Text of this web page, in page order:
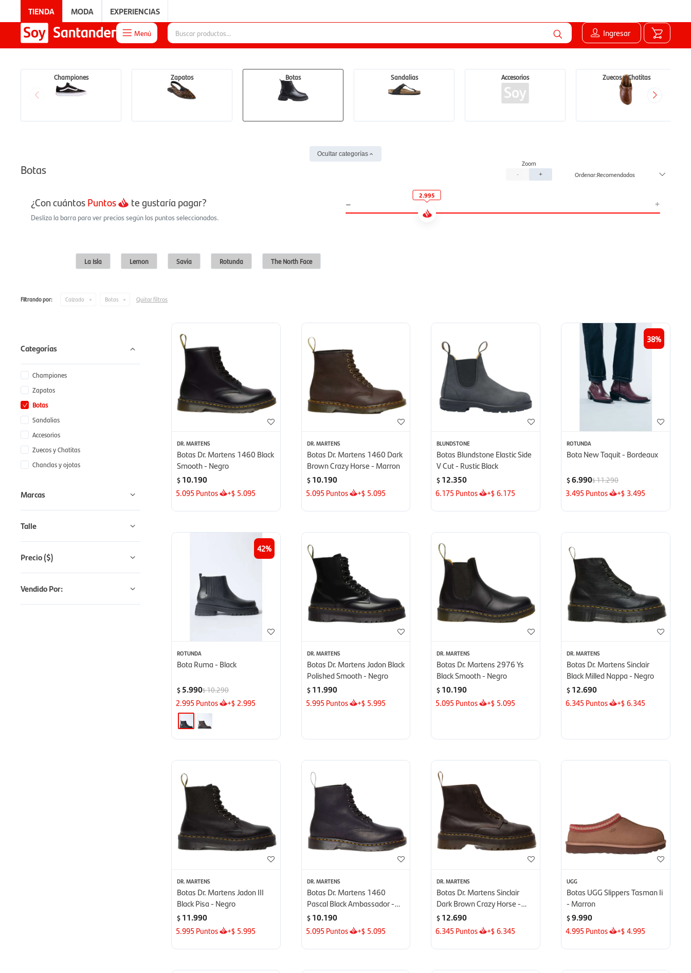
TIENDA MODA EXPERIENCIAS
 Menú Ingresar
Championes Zapatos Botas Sandalias Accesorios Zuecos y Chatitas
Ocultar categorías
Botas - + Recomendados
¿Con cuántosPuntos te gustaría pagar?
Desliza la barra para ver precios según los puntos seleccionados.
- +
2.995
La Isla Lemon Savia Rotunda The North Face
Filtrando por: Calzado Botas Quitar filtros
DR. MARTENS
Botas Dr. Martens 1460 Black
Smooth - Negro
$ 10.190
5.095 Puntos +$ 5.095
DR. MARTENS
Botas Dr. Martens 1460 Dark
Brown Crazy Horse - Marron
$ 10.190
5.095 Puntos +$ 5.095
BLUNDSTONE
Botas Blundstone Elastic Side
V Cut - Rustic Black
$ 12.350
6.175 Puntos +$ 6.175
38
ROTUNDA
Bota New Taquit - Bordeaux
$6.990$11.290
3.495 Puntos +$ 3.495
42
ROTUNDA
Bota Ruma - Black
$ 5.990$10.290
2.995 Puntos +$ 2.995
DR. MARTENS
Botas Dr. Martens Jadon Black
Polished Smooth - Negro
$ 11.990
5.995 Puntos +$ 5.995
DR. MARTENS
Botas Dr. Martens 2976 Ys
Black Smooth - Negro
$ 10.190
5.095 Puntos +$ 5.095
DR. MARTENS
Botas Dr. Martens Sinclair
Black Milled Nappa - Negro
$ 12.690
6.345 Puntos +$ 6.345
DR. MARTENS
Botas Dr. Martens Jadon III
Black Pisa - Negro
$ 11.990
5.995 Puntos +$ 5.995
DR. MARTENS
Botas Dr. Martens 1460
Pascal Black Ambassador -
Negro
$ 10.190
5.095 Puntos +$ 5.095
DR. MARTENS
Botas Dr. Martens Sinclair
Dark Brown Crazy Horse -
Marrón
$ 12.690
6.345 Puntos +$ 6.345
UGG
Botas UGG Slippers Tasman Ii
- Marron
$9.990
4.995 Puntos +$ 4.995
Categorías
Championes
Zapatos
Botas
Sandalias
Accesorios
Zuecos y Chatitas
Chanclas y ojotas
Marcas
Talle
Precio($)
Vendido Por: